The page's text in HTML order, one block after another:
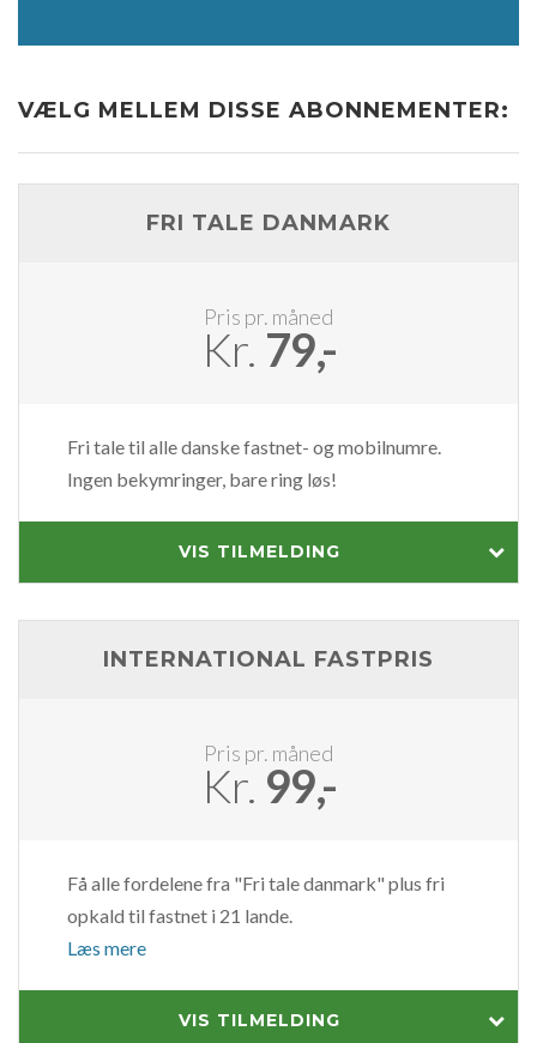
VÆLG MELLEM DISSE ABONNEMENTER:
FRI TALE DANMARK
Pris pr. måned
Kr. 79,-
Fri tale til alle danske fastnet- og mobilnumre.
Ingen bekymringer, bare ring løs!
VIS TILMELDING
INTERNATIONAL FASTPRIS
Pris pr. måned
Kr. 99,-
Få alle fordelene fra "Fri tale danmark" plus fri
opkald til fastnet i 21 lande.
Læs mere
VIS TILMELDING